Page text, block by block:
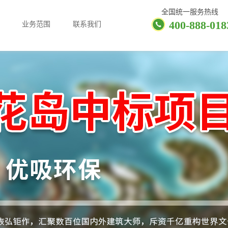
全国统一服务热线
400-888-
业务范围 联系我们